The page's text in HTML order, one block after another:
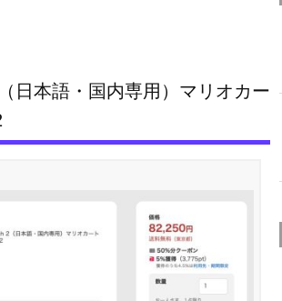
日本語・国内専用）マリオカー